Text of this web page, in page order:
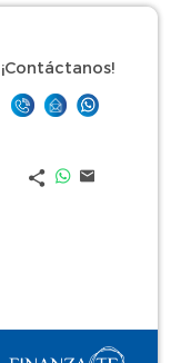
¡Contáctanos!